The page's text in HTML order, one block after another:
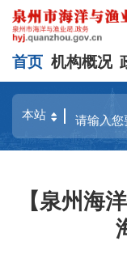
首页 机构概况
【泉州海